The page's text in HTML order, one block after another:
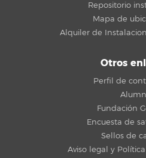
Repositorio
Mapa de
Alquiler de
Otros
Perfil de
Fundación
Encuesta de
Sellos de
Aviso legal y